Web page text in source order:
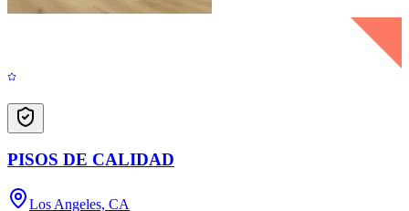
PISOS DE CALIDAD
Los Angeles, CA